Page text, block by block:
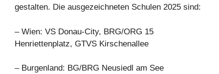
gestalten. Die ausgezeichneten Schulen 2025 sind:
– Wien: VS Donau-City, BRG/ORG 15
Henriettenplatz, GTVS Kirschenallee
– Burgenland: BG/BRG Neusiedl am See